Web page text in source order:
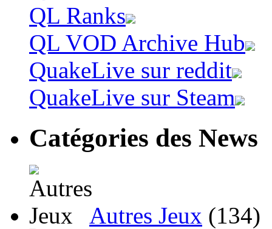
QL Ranks
QL VOD Archive Hub
QuakeLive sur reddit
QuakeLive sur Steam
Catégories des News
Autres Jeux (134)